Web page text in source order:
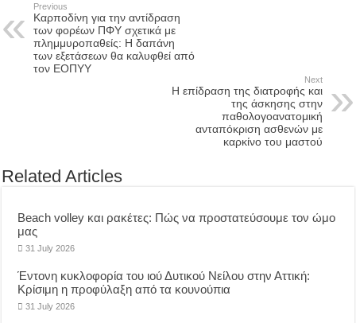
Previous
Καρποδίνη για την αντίδραση
των φορέων ΠΦΥ σχετικά με
πλημμυροπαθείς: Η δαπάνη
των εξετάσεων θα καλυφθεί από
τον ΕΟΠΥΥ
Next
Η επίδραση της διατροφής και
της άσκησης στην
παθολογοανατομική
ανταπόκριση ασθενών με
καρκίνο του μαστού
Related Articles
Beach volley και ρακέτες: Πώς να προστατεύσουμε τον ώμο
μας
31 July 2026
Έντονη κυκλοφορία του ιού Δυτικού Νείλου στην Αττική:
Κρίσιμη η προφύλαξη από τα κουνούπια
31 July 2026